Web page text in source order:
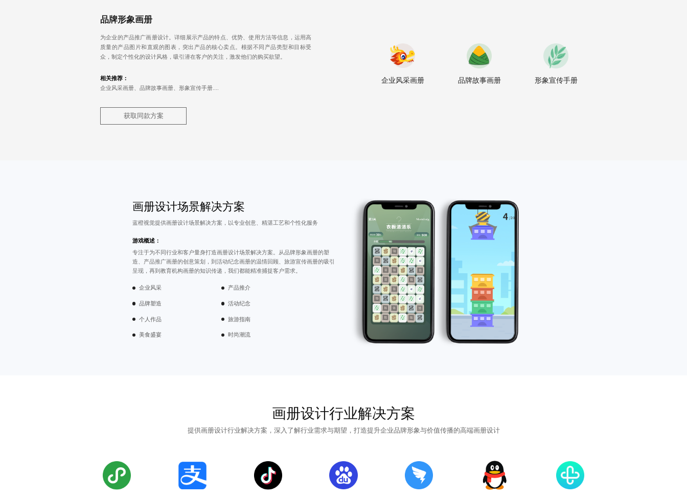
品牌形象画册
为企业的产品推广画册设计 。详细展示产品的特点、优势、使用方法等信息，运用高
质量的产品图片和直观的图表，突出产品的核心卖点。根据不同产品类型和目标受
众，制定个性化的设计风格，吸引潜在客户的关注，激发他们的购买欲望。
相关推荐：
企业风采画册、品牌故事画册、形象宣传手册....
获取同款方案
企业风采画册 品牌故事画册 形象宣传手册
画册设计场景解决方案
蓝橙视觉提供画册设计场景解决方案，以专业创意、精湛工艺和个性化服务
游戏概述：
专注于为不同行业和客户量身打造画册设计场景解决方案。从品牌形象画册的塑
造、产品推广画册的创意策划，到活动纪念画册的温情回顾、旅游宣传画册的吸引
呈现，再到教育机构画册的知识传递，我们都能精准捕捉客户需求。
企业风采 产品推介
品牌塑造 活动纪念
个人作品 旅游指南
美食盛宴 时尚潮流
画册设计行业解决方案
提供画册设计行业解决方案，深入了解行业需求与期望，打造提升企业品牌形象与价值传播的高端画册设计